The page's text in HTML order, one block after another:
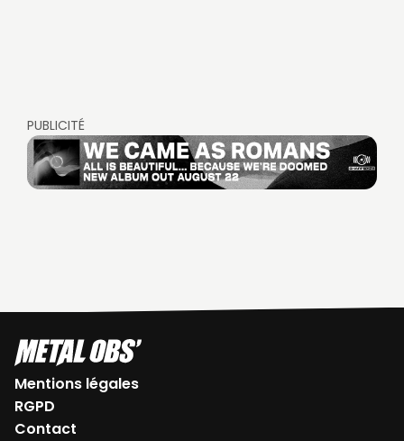
PUBLICITÉ
Mentions légales
RGPD
Contact